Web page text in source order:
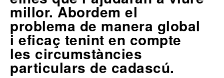
millor. Abordem el
problema de manera global
i eficaç tenint en compte
les circumstàncies
particulars de cadascú.